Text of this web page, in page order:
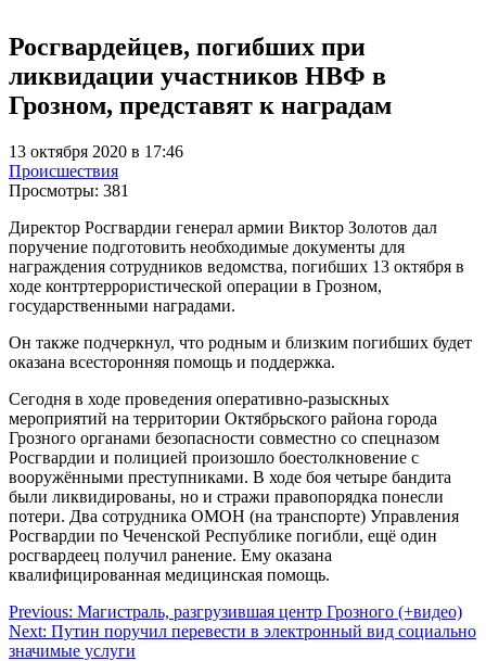
Росгвардейцев, погибших при
ликвидации участников НВФ в
Грозном, представят к наградам
13 октября 2020 в 17:46
Происшествия
Просмотры: 381
Директор Росгвардии генерал армии Виктор Золотов дал
поручение подготовить необходимые документы для
награждения сотрудников ведомства, погибших 13 октября в
ходе контртеррористической операции в Грозном,
государственными наградами.
Он также подчеркнул, что родным и близким погибших будет
оказана всесторонняя помощь и поддержка.
Сегодня в ходе проведения оперативно-разыскных
мероприятий на территории Октябрьского района города
Грозного органами безопасности совместно со спецназом
Росгвардии и полицией произошло боестолкновение с
вооружёнными преступниками. В ходе боя четыре бандита
были ликвидированы, но и стражи правопорядка понесли
потери. Два сотрудника ОМОН (на транспорте) Управления
Росгвардии по Чеченской Республике погибли, ещё один
росгвардеец получил ранение. Ему оказана
квалифицированная медицинская помощь.
Навигация
по
Previous: Магистраль, разгрузившая центр Грозного (+видео)
Next: Путин поручил перевести в электронный вид социально
значимые услуги